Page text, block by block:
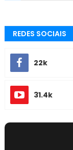
REDES SOCIAIS
22k
31.4k